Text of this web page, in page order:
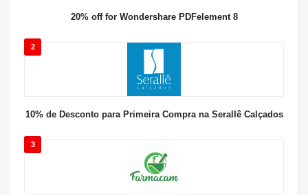
20% off for Wondershare PDFelement 8
2
10% de Desconto para Primeira Compra na Serallê Calçados
3